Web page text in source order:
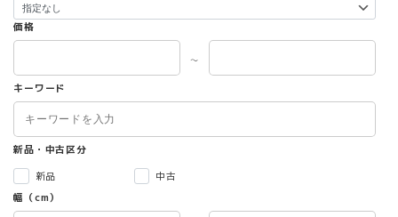
価格
～
キーワード
新品・中古区分
新品
中古
幅（cm）